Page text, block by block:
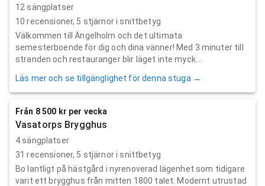
12 sängplatser
10 recensioner, 5 stjärnor i snittbetyg
Välkommen till Ängelholm och det ultimata
semesterboende för dig och dina vänner! Med 3 minuter till
stranden och restauranger blir läget inte myck...
Läs mer och se tillgänglighet för denna stuga →
Från 8 500 kr per vecka
Vasatorps Brygghus
4 sängplatser
31 recensioner, 5 stjärnor i snittbetyg
Bo lantligt på hästgård i nyrenoverad lägenhet som tidigare
varit ett brygghus från mitten 1800 talet. Modernt utrustad